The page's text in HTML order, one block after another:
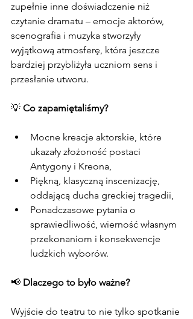
zupełnie inne doświadczenie niż
czytanie dramatu – emocje aktorów,
scenografia i muzyka stworzyły
wyjątkową atmosferę, która jeszcze
bardziej przybliżyła uczniom sens i
przesłanie utworu.
💡 Co zapamiętaliśmy?
Mocne kreacje aktorskie, które
ukazały złożoność postaci
Antygony i Kreona,
Piękną, klasyczną inscenizację,
oddającą ducha greckiej tragedii,
Ponadczasowe pytania o
sprawiedliwość, wierność własnym
przekonaniom i konsekwencje
ludzkich wyborów.
📢 Dlaczego to było ważne?
Wyjście do teatru to nie tylko spotkanie